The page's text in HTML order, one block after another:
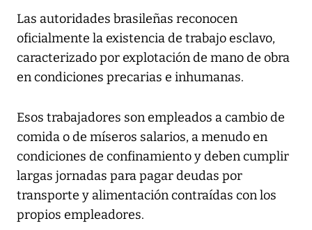
Las autoridades brasileñas reconocen
oficialmente la existencia de trabajo esclavo,
caracterizado por explotación de mano de obra
en condiciones precarias e inhumanas.
Esos trabajadores son empleados a cambio de
comida o de míseros salarios, a menudo en
condiciones de confinamiento y deben cumplir
largas jornadas para pagar deudas por
transporte y alimentación contraídas con los
propios empleadores.